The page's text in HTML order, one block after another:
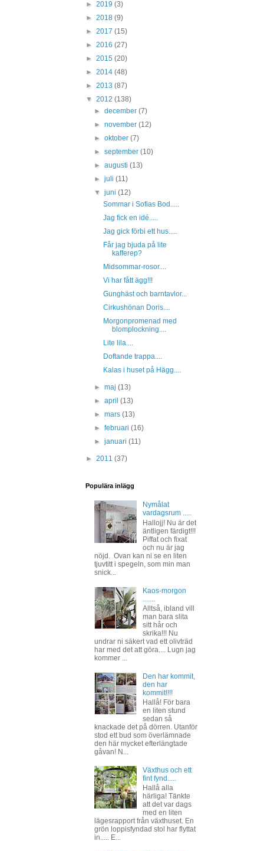
► 2019 (3)
► 2018 (9)
► 2017 (15)
► 2016 (27)
► 2015 (20)
► 2014 (48)
► 2013 (87)
▼ 2012 (138)
►december(7)
►november(12)
►oktober(7)
►september(10)
►augusti(13)
►juli(11)
▼juni(12)
Sommar i Sofias Bod.....
Jag fick en idé.....
Jag gick förbi ett hus.....
Får jag bjuda på lite
kafferep?
Midsommar-rosor....
Vi har fått ägg!!!
Gunghäst och barntavlor...
Cirkushönan Doris....
Morgonpromenad med
blomplockning....
Lite lila....
Doftande trappa....
Kalas i huset på Hägg....
►maj(13)
►april(13)
►mars(13)
►februari(16)
►januari(11)
► 2011 (37)
Populära inlägg
Nymålat
vardagsrum .....
Hallojj! Nu är det
äntligen färdigt!!!
Piffat och fixat
och nu är jag
nöjd. Ovan kan ni se en liten
tjuvtitt i spegeln, som min man
snick...
Kaos-morgon
Alltså, ibland vill
man bara slita
sitt hår och
skrika!!! Nu
undrar ni säkert vad ett olivträd
har med det att göra.... Lugn jag
kommer ...
Den har kommit,
den har
kommit!!!!
Hallå! För bara
en liten stund
sedan så
knackade det på dörren. Utanför
stod ett bud som överlämnade
den här mycket efterlängtade
gåvan! N...
Växthus och ett
fint fynd.....
Hallå alla
härliga! Tänkte
att det var dags
med en liten
lägesrapport från växthuset. En
grön loppisfyndad stol har flyttat
in..... E...